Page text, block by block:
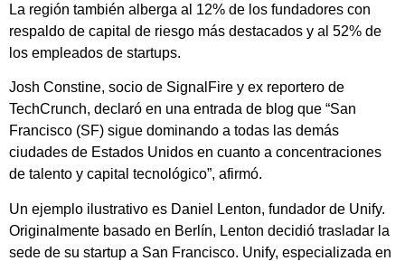
La región también alberga al 12% de los fundadores con
respaldo de capital de riesgo más destacados y al 52% de
los empleados de startups.
Josh Constine, socio de SignalFire y ex reportero de
TechCrunch, declaró en una entrada de blog que “San
Francisco (SF) sigue dominando a todas las demás
ciudades de Estados Unidos en cuanto a concentraciones
de talento y capital tecnológico”, afirmó.
Un ejemplo ilustrativo es Daniel Lenton, fundador de Unify.
Originalmente basado en Berlín, Lenton decidió trasladar la
sede de su startup a San Francisco. Unify, especializada en